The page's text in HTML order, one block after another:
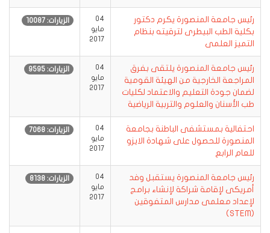
رئيس جامعة المنصورة يكرم دكتور
بكلية الطب البيطرى لترقيته بنظام
التميز العلمى
04
مايو
2017
الزيارات: 10087
رئيس جامعة المنصورة يلتقى بفرق
المراجعة الخارجية من الهيئة القومية
لضمان جودة التعليم والاعتماد لكليات
طب الأسنان والعلوم والتربية الرياضية
04
مايو
2017
الزيارات: 9595
احتفالية بمستشفى الباطنة بجامعة
المنصورة للحصول على شهادة الايزو
للعام الرابع
04
مايو
2017
الزيارات: 7068
رئيس جامعة المنصورة يستقبل وفد
أمريكى لإقامة شراكة لإنشاء برامج
لإعداد معلمى مدارس المتفوقين
(STEM)
04
مايو
2017
الزيارات: 8138